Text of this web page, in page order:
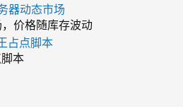
器动态市场
，价格随库存波动
占点脚本
本